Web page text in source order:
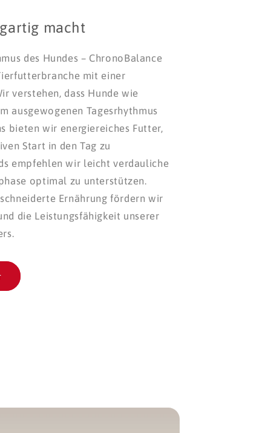
macht
des Hundes – ChronoBalance
mit einer
verstehen, dass Hunde wie
ausgewogenen Tagesrhythmus
bieten wir energiereiches Futter,
Start in den Tag zu
empfehlen wir leicht verdauliche
optimal zu unterstützen.
Ernährung fördern wir
die Leistungsfähigkeit unserer